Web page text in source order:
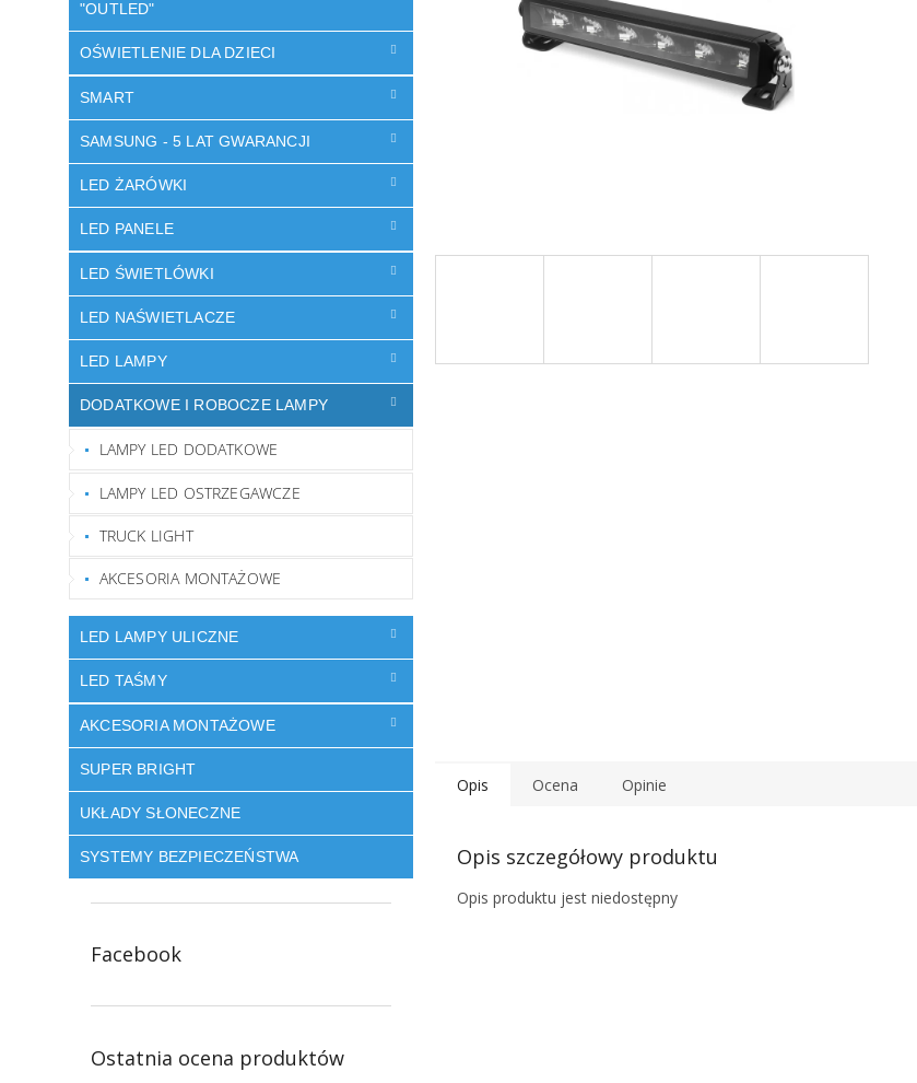
"OUTLED"
OŚWIETLENIE DLA DZIECI
SMART
SAMSUNG - 5 LAT GWARANCJI
LED ŻARÓWKI
LED PANELE
LED ŚWIETLÓWKI
LED NAŚWIETLACZE
LED LAMPY
DODATKOWE I ROBOCZE LAMPY
LAMPY LED DODATKOWE
LAMPY LED OSTRZEGAWCZE
TRUCK LIGHT
AKCESORIA MONTAŻOWE
LED LAMPY ULICZNE
LED TAŚMY
AKCESORIA MONTAŻOWE
SUPER BRIGHT
UKŁADY SŁONECZNE
SYSTEMY BEZPIECZEŃSTWA
Facebook
Ostatnia ocena produktów
Opis Ocena Opinie
Opis szczegółowy produktu
Opis produktu jest niedostępny